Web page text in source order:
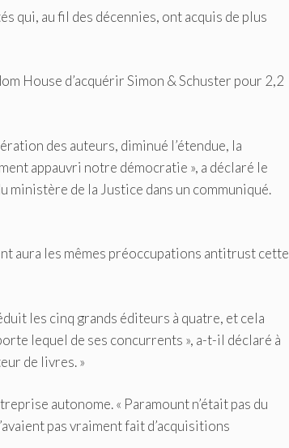
qui, au fil des décennies, ont acquis de plus
House d’acquérir Simon & Schuster pour 2,2
des auteurs, diminué l’étendue, la
appauvri notre démocratie », a déclaré le
de la Justice dans un communiqué.
aura les mêmes préoccupations antitrust cette
les cinq grands éditeurs à quatre, et cela
lequel de ses concurrents », a-t-il déclaré à
de livres. »
autonome. « Paramount n’était pas du
pas vraiment fait d’acquisitions